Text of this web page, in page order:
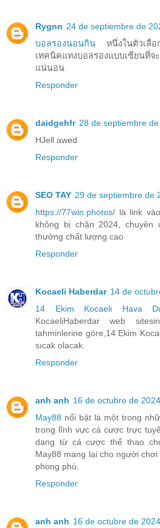
Rygnn 24 de septiembre de
บอลรองนอนกิน หนึ่งในตัวเลือ
เทคนิคแทงบอลรองแบบเซียนที่จ
แน่นอน
Responder
daidgehfr 28 de septiembre
HJell awed
Responder
SEO TAY 29 de septiembre de
https://77win.photos/ là link
không bị chặn 2024,
thưởng chất lượng cao
Responder
Kocaeli Haberdar 14 de
14 Ekim Kocaeli Hava
KocaeliHaberdar web
tahminlerine göre,14 Ekim
sıcak olacak.
Responder
anh anh 16 de octubre de
May88 nổi bật là một trong
trong lĩnh vực cá cược trực
dạng từ cá cược thể thao
May88 mang lại cho người
phong phú.
Responder
anh anh 16 de octubre de